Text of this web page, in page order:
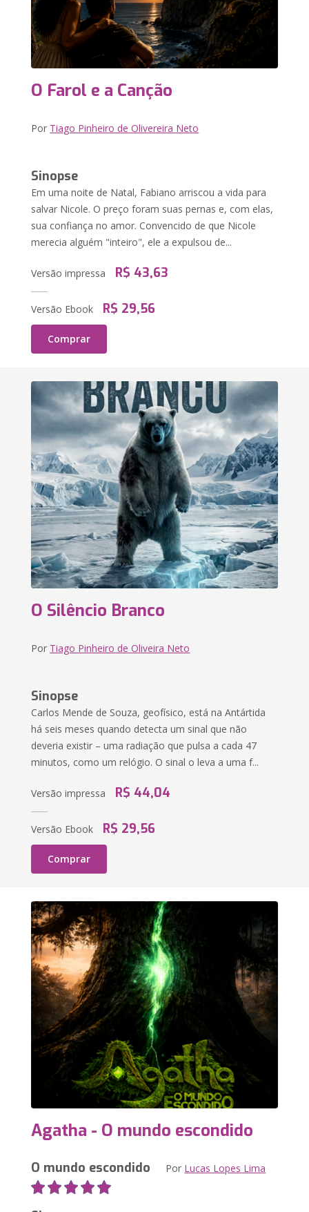
O Farol e a Canção
Por Tiago Pinheiro de Olivereira Neto
Sinopse
Em uma noite de Natal, Fabiano arriscou a vida para
salvar Nicole. O preço foram suas pernas e, com elas,
sua confiança no amor. Convencido de que Nicole
merecia alguém "inteiro", ele a expulsou de...
Versão impressa R$ 43,63
Versão Ebook R$ 29,56
Comprar
O Silêncio Branco
Por Tiago Pinheiro de Oliveira Neto
Sinopse
Carlos Mende de Souza, geofísico, está na Antártida
há seis meses quando detecta um sinal que não
deveria existir – uma radiação que pulsa a cada 47
minutos, como um relógio. O sinal o leva a uma f...
Versão impressa R$ 44,04
Versão Ebook R$ 29,56
Comprar
Agatha - O mundo escondido
O mundo escondido Por Lucas Lopes Lima